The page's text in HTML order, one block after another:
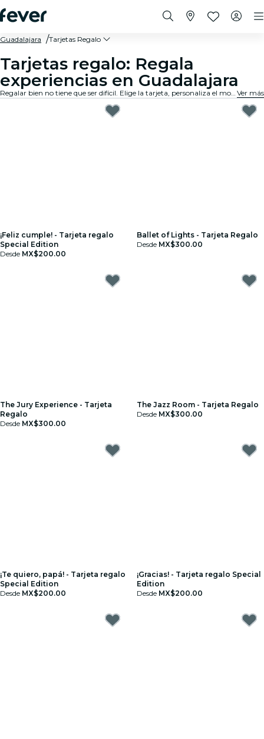
Guadalajara Tarjetas Regalo
Tarjetas regalo: Regala
experiencias en Guadalajara
Regalar bien no tiene que ser difícil. Elige la tarjeta, personaliza el monto y regala una experiencia que de verdad van a recordar. Rápido, flexible y sin margen de error. Ver más
¡Feliz cumple! - Tarjeta regalo
Special Edition
Desde MX$200.00
Ballet of Lights - Tarjeta Regalo
Desde MX$300.00
The Jury Experience - Tarjeta
Regalo
Desde MX$300.00
The Jazz Room - Tarjeta Regalo
Desde MX$300.00
¡Te quiero, papá! - Tarjeta regalo
Special Edition
Desde MX$200.00
¡Gracias! - Tarjeta regalo Special
Edition
Desde MX$200.00